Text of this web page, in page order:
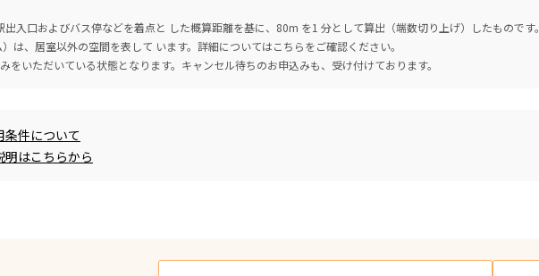
入口およびバス停などを着点と した概算距離を基に、80m を1 分として算出（端数切り上げ）したものです。
は、居室以外の空間を表して います。詳細についてはこちらをご確認ください。
をいただいている状態となります。キャンセル待ちのお申込みも、受け付けております。
件について
はこちらから